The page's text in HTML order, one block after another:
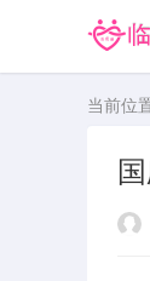
当前位